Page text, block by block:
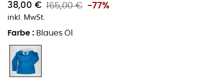
38,00 € 165,00 € -77%
inkl. MwSt.
Farbe : Blaues Öl